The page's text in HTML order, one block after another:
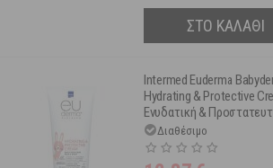
ΣΤΟ ΚΑΛΑΘΙ
Intermed Euderma
Hydrating & Protective
Ενυδατική &
Κρέμα 200 ml
Διαθέσιμο